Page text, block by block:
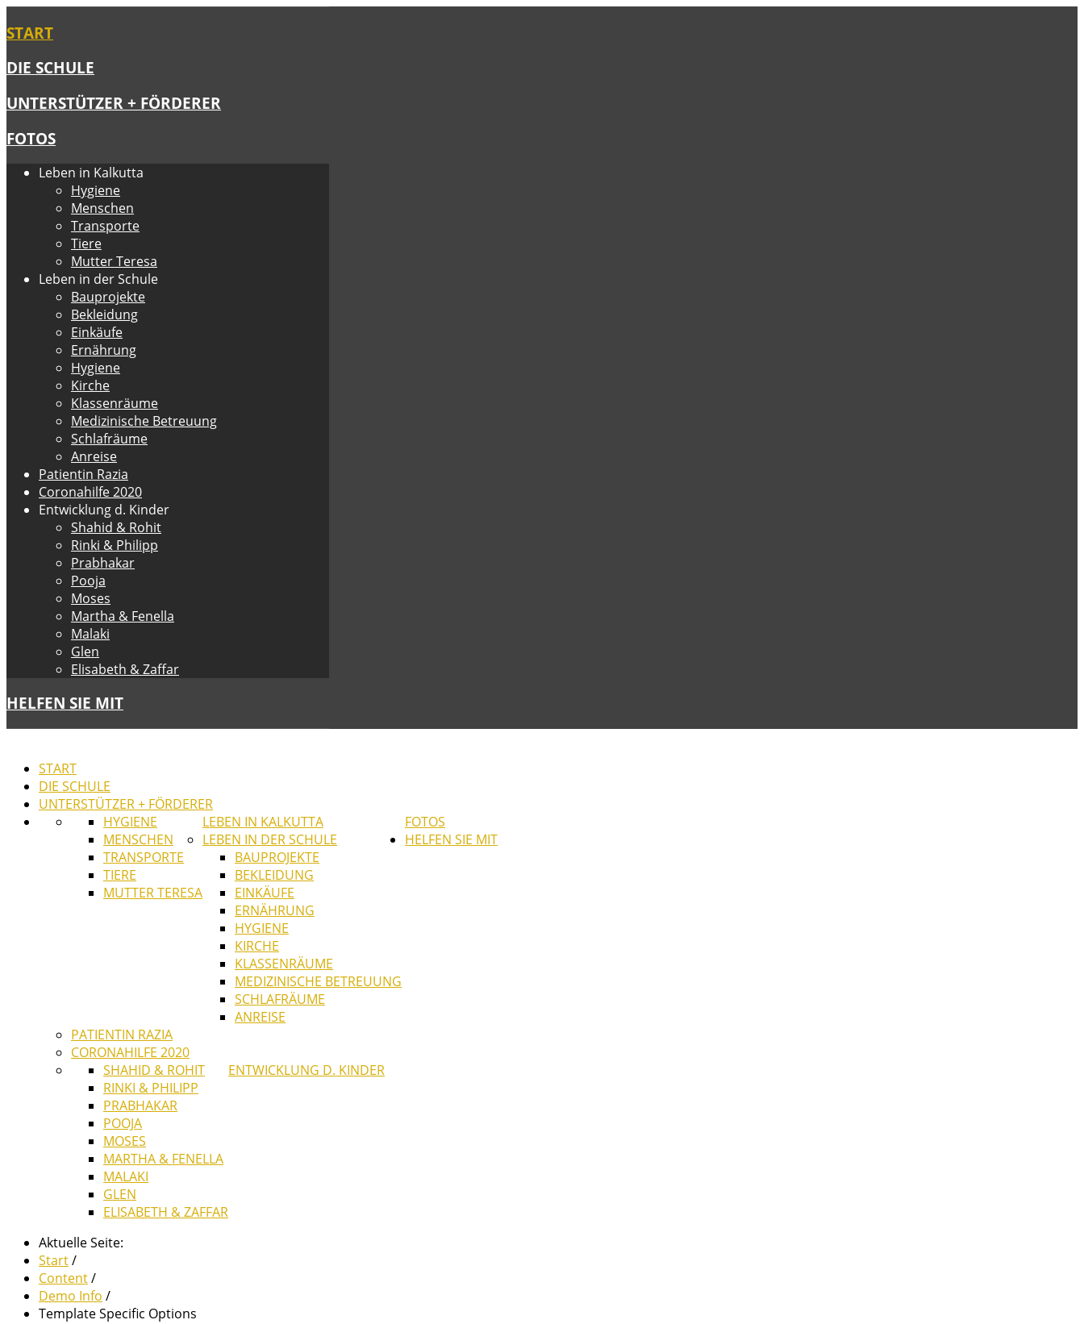
START
DIE SCHULE
UNTERSTÜTZER + FÖRDERER
FOTOS
Leben in Kalkutta
Hygiene
Menschen
Transporte
Tiere
Mutter Teresa
Leben in der Schule
Bauprojekte
Bekleidung
Einkäufe
Ernährung
Hygiene
Kirche
Klassenräume
Medizinische Betreuung
Schlafräume
Anreise
Patientin Razia
Coronahilfe 2020
Entwicklung d. Kinder
Shahid & Rohit
Rinki & Philipp
Prabhakar
Pooja
Moses
Martha & Fenella
Malaki
Glen
Elisabeth & Zaffar
HELFEN SIE MIT
START
DIE SCHULE
UNTERSTÜTZER + FÖRDERER
FOTOS
LEBEN IN KALKUTTA
HYGIENE
MENSCHEN
TRANSPORTE
TIERE
MUTTER TERESA
LEBEN IN DER SCHULE
BAUPROJEKTE
BEKLEIDUNG
EINKÄUFE
ERNÄHRUNG
HYGIENE
KIRCHE
KLASSENRÄUME
MEDIZINISCHE BETREUUNG
SCHLAFRÄUME
ANREISE
PATIENTIN RAZIA
CORONAHILFE 2020
ENTWICKLUNG D. KINDER
SHAHID & ROHIT
RINKI & PHILIPP
PRABHAKAR
POOJA
MOSES
MARTHA & FENELLA
MALAKI
GLEN
ELISABETH & ZAFFAR
HELFEN SIE MIT
Aktuelle Seite:
Start/
Content/
Demo Info /
Template Specific Options